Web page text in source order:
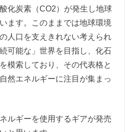
化炭素（CO2）が発生し地球
ます。このままでは地球環境
人口を支えきれない考えられ
可能な」世界を目指し、化石
模索しており、その代表格と
然エネルギーに注目が集まっ
ルギーを使用するギアが発売